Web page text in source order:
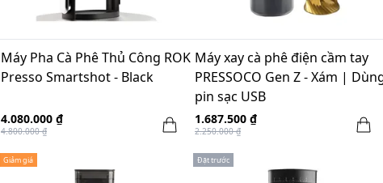
Máy Pha Cà Phê Thủ Công ROK
Presso Smartshot - Black
4.080.000 ₫
4.800.000 ₫
Máy xay cà phê điện cầm tay
PRESSOCO Gen Z - Xám |
pin sạc USB
1.687.500 ₫
2.250.000 ₫
Giảm giá Đặt trước